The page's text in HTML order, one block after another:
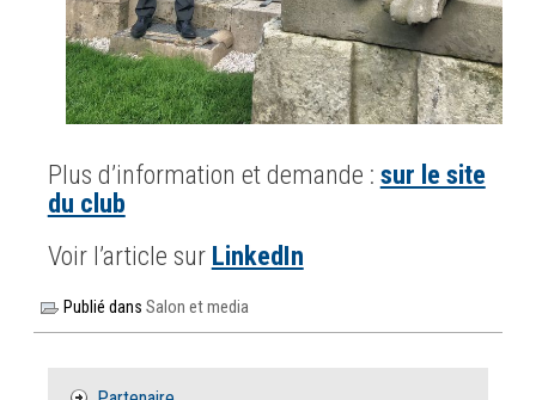
Plus d’information et demande : sur le site
du club
Voir l’article sur LinkedIn
Publié dansSalon et media